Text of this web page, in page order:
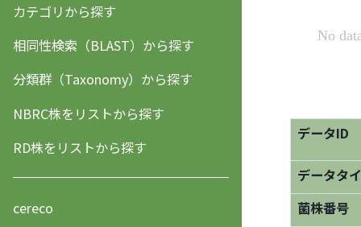
カテゴリから探す
相同性検索（BLAST）から探す
分類群（Taxonomy）から探す
NBRC株をリストから探す
RD株をリストから探す
cereco
データID
データタ
菌株番号